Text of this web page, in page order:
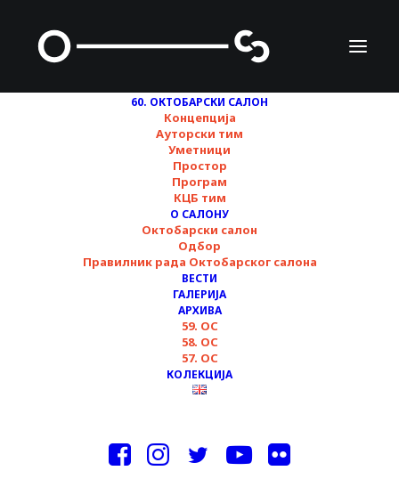
60. ОКТОБАРСКИ САЛОН
Концепција
Ауторски тим
Уметници
Простор
Програм
КЦБ тим
О САЛОНУ
Октобарски салон
Одбор
Правилник рада Октобарског салона
ВЕСТИ
ГАЛЕРИЈА
АРХИВА
59. ОС
58. ОС
57. ОС
КОЛЕКЦИЈА
ХОТЕЛ ГЛОБО ▪︎
Килуанжи Киа Хенда
▪︎ 60. Октобарски
салон
20/10/2024